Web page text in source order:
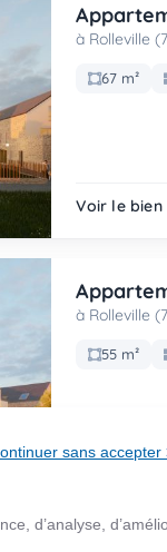
à Rolleville
67 m²
Voir le bien
à Rolleville
55 m²
sans accepter
d’analyse,